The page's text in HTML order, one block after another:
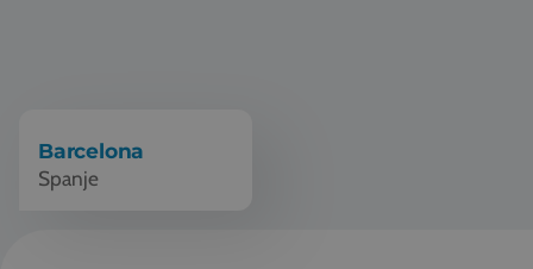
076 522 30 57
Barcelona
Spanje